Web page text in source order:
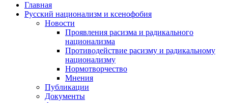
Главная
Русский национализм и ксенофобия
Новости
Проявления расизма и радикального
национализма
Противодействие расизму и радикальному
национализму
Нормотворчество
Мнения
Публикации
Документы